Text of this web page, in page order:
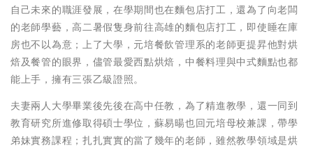
自己未來的職涯發展，在學期間也在麵包店打工，還為了向老闆
的老師學藝，高二暑假隻身前往高雄的麵包店打工，即使睡在庫
房也不以為意；上了大學，元培餐飲管理系的老師更提昇他對烘
焙及餐管的眼界，儘管最愛西點烘焙，中餐料理與中式麵點也都
能上手，擁有三張乙級證照。
夫妻兩人大學畢業後先後在高中任教，為了精進教學，還一同到
教育研究所進修取得碩士學位，蘇易暘也回元培母校兼課，帶學
弟妹實務課程；扎扎實實的當了幾年的老師，雖然教學領域是烘